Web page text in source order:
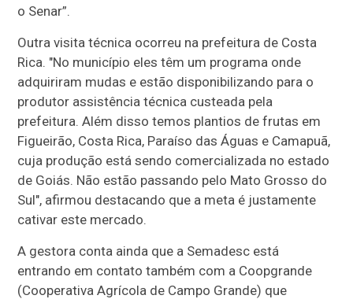
o Senar”.
Outra visita técnica ocorreu na prefeitura de Costa
Rica. "No município eles têm um programa onde
adquiriram mudas e estão disponibilizando para o
produtor assistência técnica custeada pela
prefeitura. Além disso temos plantios de frutas em
Figueirão, Costa Rica, Paraíso das Águas e Camapuã,
cuja produção está sendo comercializada no estado
de Goiás. Não estão passando pelo Mato Grosso do
Sul", afirmou destacando que a meta é justamente
cativar este mercado.
A gestora conta ainda que a Semadesc está
entrando em contato também com a Coopgrande
(Cooperativa Agrícola de Campo Grande) que